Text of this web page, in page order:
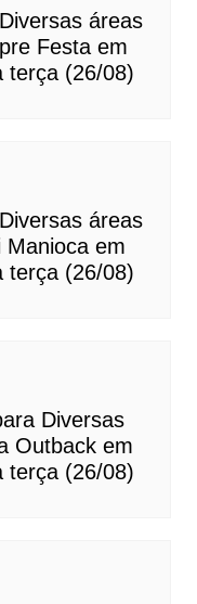
áreas
Festa em
terça (26/08)
áreas
Manioca em
terça (26/08)
Diversas
Outback em
terça (26/08)